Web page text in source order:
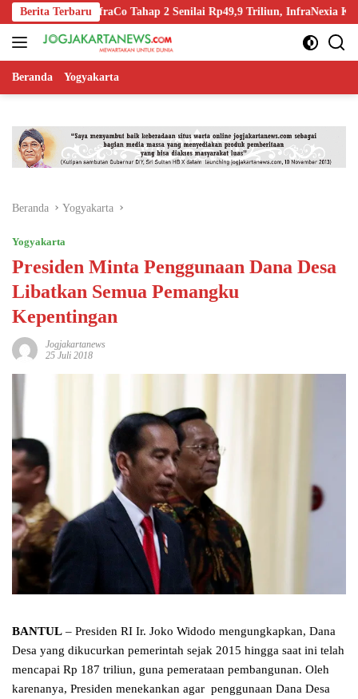
Langsung
ke
konten
Berita Terbaru
Off InfraCo Tahap 2 Senilai Rp49,9 Triliun, InfraNexia Kelola
Beranda Yogyakarta
Beranda Yogyakarta
Yogyakarta
Presiden Minta Penggunaan Dana Desa
Libatkan Semua Pemangku
Kepentingan
Jogjakartanews
25 Juli 2018
BANTUL – Presiden RI Ir. Joko Widodo mengungkapkan, Dana
Desa yang dikucurkan pemerintah sejak 2015 hingga saat ini telah
mencapai Rp 187 triliun, guna pemerataan pembangunan. Oleh
karenanya, Presiden menekankan agar penggunaan Dana Desa